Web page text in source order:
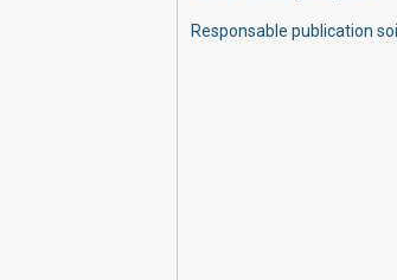
Responsable publication